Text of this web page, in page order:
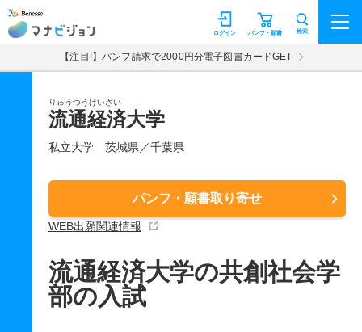
マナビジョン パンフ・願書
ログイン 検索
【注目!】パンフ請求で2000円分電子図書カードGET
りゅうつうけいざい
流通経済大学
私立大学 茨城県／千葉県
パンフ・願書取り寄せ
WEB出願関連情報
流通経済大学の共創社会学
部の入試